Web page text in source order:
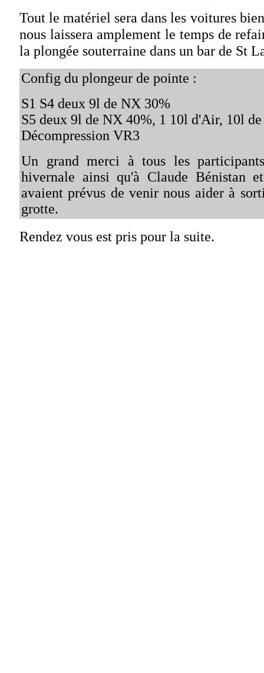
Tout le matériel sera dans les voitures
nous laissera amplement le temps de
la plongée souterraine dans un bar de St
Config du plongeur de pointe :
S1 S4 deux 9l de NX 30%
S5 deux 9l de NX 40%, 1 10l d'Air, 10l
Décompression VR3
Un grand merci à tous les
hivernale ainsi qu'à Claude Bénistan
avaient prévus de venir nous aider à
grotte.
Rendez vous est pris pour la suite.